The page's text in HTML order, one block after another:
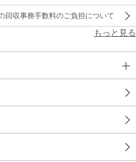
回収事務手数料のご負担について
もっと見る